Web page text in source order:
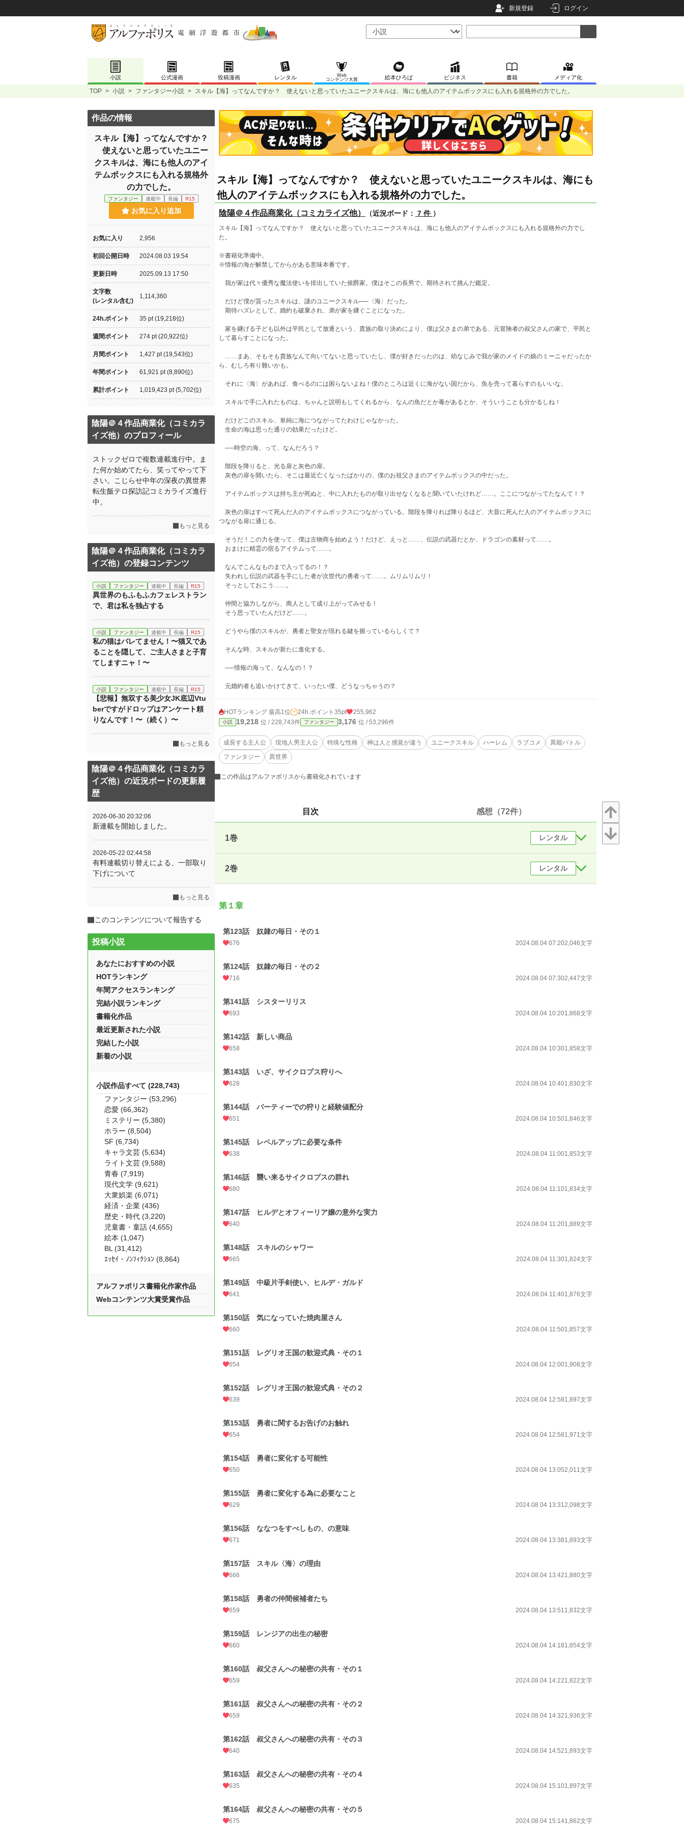
新規登録 ログイン
小説 公式漫画 投稿漫画 レンタル
Web
コンテンツ大賞
絵本ひろば ビジネス 書籍 メディア化
TOP > 小説 > ファンタジー小説 > スキル【海】ってなんですか？ 使えないと思っていたユニークスキルは、海にも他人のアイテムボックスにも入れる規格外の力でした。
スキル【海】ってなんですか？ 使えないと思っていたユニークスキルは、海にも
他人のアイテムボックスにも入れる規格外の力でした。
陰陽＠４作品商業化（コミカライズ他） （近況ボード： 7 件 ）
スキル【海】ってなんですか？ 使えないと思っていたユニークスキルは、海にも他人のアイテムボックスにも入れる規格外の力でし
た。
※書籍化準備中。
※情報の海が解禁してからがある意味本番です。
我が家は代々優秀な魔法使いを排出していた侯爵家。僕はそこの長男で、期待されて挑んだ鑑定。
だけど僕が貰ったスキルは、謎のユニークスキル──〈海〉だった。
期待ハズレとして、婚約も破棄され、弟が家を継ぐことになった。
家を継げる子ども以外は平民として放逐という、貴族の取り決めにより、僕は父さまの弟である、元冒険者の叔父さんの家で、平民と
して暮らすことになった。
……まあ、そもそも貴族なんて向いてないと思っていたし、僕が好きだったのは、幼なじみで我が家のメイドの娘のミーニャだったか
ら、むしろ有り難いかも。
それに〈海〉があれば、食べるのには困らないよね！僕のところは近くに海がない国だから、魚を売って暮らすのもいいな。
スキルで手に入れたものは、ちゃんと説明もしてくれるから、なんの魚だとか毒があるとか、そういうことも分かるしね！
だけどこのスキル、単純に海につながってたわけじゃなかった。
生命の海は思った通りの効果だったけど。
──時空の海、って、なんだろう？
階段を降りると、光る扉と灰色の扉。
灰色の扉を開いたら、そこは最近亡くなったばかりの、僕のお祖父さまのアイテムボックスの中だった。
アイテムボックスは持ち主が死ぬと、中に入れたものが取り出せなくなると聞いていたけれど……。ここにつながってたなんて！？
灰色の扉はすべて死んだ人のアイテムボックスにつながっている。階段を降りれば降りるほど、大昔に死んだ人のアイテムボックスに
つながる扉に通じる。
そうだ！この力を使って、僕は古物商を始めよう！だけど、えっと……、伝説の武器だとか、ドラゴンの素材って……。
おまけに精霊の宿るアイテムって……。
なんでこんなものまで入ってるの！？
失われし伝説の武器を手にした者が次世代の勇者って……。ムリムリムリ！
そっとしておこう……。
仲間と協力しながら、商人として成り上がってみせる！
そう思っていたんだけど……。
どうやら僕のスキルが、勇者と聖女が現れる鍵を握っているらしくて？
そんな時、スキルが新たに進化する。
──情報の海って、なんなの！？
元婚約者も追いかけてきて、いったい僕、どうなっちゃうの？
HOTランキング 最高1位 24h.ポイント 35pt 255,962
小説 19,218 位 / 228,743件 ファンタジー 3,176 位 / 53,296件
成長する主人公 現地人男主人公 特殊な性格 神は人と感覚が違う ユニークスキル ハーレム ラブコメ
異能バトル
ファンタジー
異世界
この作品はアルファポリスから書籍化されています
目次 感想（72件）
1巻 レンタル
2巻 レンタル
第１章
第123話 奴隷の毎日・その１
676 2024.08.04 07:202,046文字
第124話 奴隷の毎日・その２
716 2024.08.04 07:302,447文字
第141話 シスターリリス
693 2024.08.04 10:201,868文字
第142話 新しい商品
658 2024.08.04 10:301,858文字
第143話 いざ、サイクロプス狩りへ
628 2024.08.04 10:401,830文字
第144話 パーティーでの狩りと経験値配分
651 2024.08.04 10:501,846文字
第145話 レベルアップに必要な条件
638 2024.08.04 11:001,853文字
第146話 襲い来るサイクロプスの群れ
680 2024.08.04 11:101,834文字
第147話 ヒルデとオフィーリア嬢の意外な実力
640 2024.08.04 11:201,889文字
第148話 スキルのシャワー
665 2024.08.04 11:301,824文字
第149話 中級片手剣使い、ヒルデ・ガルド
641 2024.08.04 11:401,876文字
第150話 気になっていた焼肉屋さん
660 2024.08.04 11:501,857文字
第151話 レグリオ王国の歓迎式典・その１
654 2024.08.04 12:001,908文字
第152話 レグリオ王国の歓迎式典・その２
639 2024.08.04 12:581,897文字
第153話 勇者に関するお告げのお触れ
654 2024.08.04 12:581,971文字
第154話 勇者に変化する可能性
650 2024.08.04 13:052,011文字
第155話 勇者に変化する為に必要なこと
629 2024.08.04 13:312,098文字
第156話 ななつをすべしもの、の意味
671 2024.08.04 13:381,893文字
第157話 スキル〈海〉の理由
666 2024.08.04 13:421,880文字
第158話 勇者の仲間候補者たち
659 2024.08.04 13:511,832文字
第159話 レンジアの出生の秘密
660 2024.08.04 14:181,854文字
第160話 叔父さんへの秘密の共有・その１
659 2024.08.04 14:221,822文字
第161話 叔父さんへの秘密の共有・その２
659 2024.08.04 14:321,936文字
第162話 叔父さんへの秘密の共有・その３
640 2024.08.04 14:521,893文字
第163話 叔父さんへの秘密の共有・その４
635 2024.08.04 15:101,897文字
第164話 叔父さんへの秘密の共有・その５
675 2024.08.04 15:141,862文字
作品の情報
スキル【海】ってなんですか？
使えないと思っていたユニー
クスキルは、海にも他人のアイ
テムボックスにも入れる規格外
の力でした。
ファンタジー 連載中 長編 R15
お気に入り追加
お気に入り 2,956
初回公開日時 2024.08.03 19:54
更新日時 2025.09.13 17:50
文字数
(レンタル含む)
1,114,360
24h.ポイント 35 pt (19,218位)
週間ポイント 274 pt (20,922位)
月間ポイント 1,427 pt (19,543位)
年間ポイント 61,921 pt (8,890位)
累計ポイント 1,019,423 pt (5,702位)
陰陽＠４作品商業化（コミカラ
イズ他）のプロフィール
ストックゼロで複数連載進行中。ま
た何か始めてたら、笑ってやって下
さい。こじらせ中年の深夜の異世界
転生飯テロ探訪記コミカライズ進行
中。
もっと見る
陰陽＠４作品商業化（コミカラ
イズ他）の登録コンテンツ
小説 ファンタジー 連載中 長編 R15
異世界のもふもふカフェレストラン
で、君は私を独占する
小説 ファンタジー 連載中 長編 R15
私の猫はバレてません！〜猫又であ
ることを隠して、ご主人さまと子育
てしますニャ！〜
小説 ファンタジー 連載中 長編 R15
【悲報】無双する美少女JK底辺Vtu
berですがドロップはアンケート頼
りなんです！〜（続く）〜
もっと見る
陰陽＠４作品商業化（コミカラ
イズ他）の近況ボードの更新履
歴
2026-06-30 20:32:06
新連載を開始しました。
2026-05-22 02:44:58
有料連載切り替えによる、一部取り
下げについて
もっと見る
このコンテンツについて報告する
投稿小説
あなたにおすすめの小説
HOTランキング
年間アクセスランキング
完結小説ランキング
書籍化作品
最近更新された小説
完結した小説
新着の小説
小説作品すべて (228,743)
ファンタジー (53,296)
恋愛 (66,362)
ミステリー (5,380)
ホラー (8,504)
SF (6,734)
キャラ文芸 (5,634)
ライト文芸 (9,588)
青春 (7,919)
現代文学 (9,621)
大衆娯楽 (6,071)
経済・企業 (436)
歴史・時代 (3,220)
児童書・童話 (4,655)
絵本 (1,047)
BL (31,412)
ｴｯｾｲ・ﾉﾝﾌｨｸｼｮﾝ (8,864)
アルファポリス書籍化作家作品
Webコンテンツ大賞受賞作品